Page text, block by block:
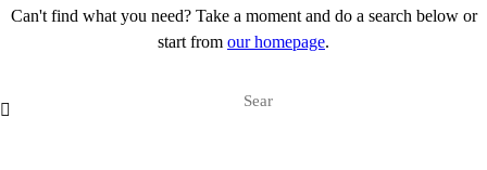
Can't find what you need? Take a moment and do a search below or
start from our homepage.